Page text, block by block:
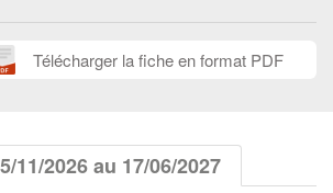
Télécharger la fiche en format PDF
11/2026 au 17/06/2027